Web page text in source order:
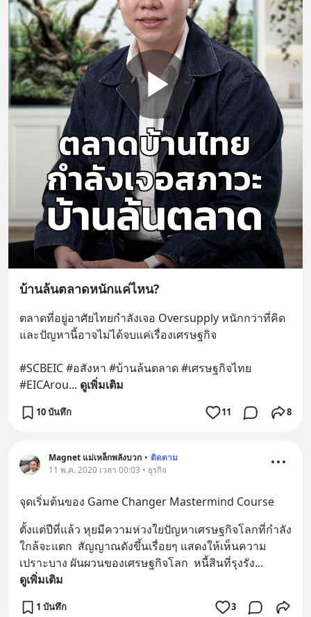
บ้านล้นตลาดหนักแค่ไหน?
ตลาดที่อยู่อาศัยไทยกำลังเจอ Oversupply หนักกว่าที่คิด
และปัญหานี้อาจไม่ได้จบแค่เรื่องเศรษฐกิจ
#SCBEIC #อสังหา #บ้านล้นตลาด #เศรษฐกิจไทย
#EICArou... ดูเพิ่มเติม
10 บันทึก 11 8
Magnet แม่เหล็กพลังบวก • ติดตาม
11 พ.ค. 2020 เวลา 00:03 • ธุรกิจ
จุดเริ่มต้นของ Game Changer Mastermind Course
ตั้งแต่ปีที่แล้ว หุยมีความห่วงใยปัญหาเศรษฐกิจโลกที่กำลัง
ใกล้จะแตก  สัญญาณดังขึ้นเรื่อยๆ แสดงให้เห็นความ
เปราะบาง ผันผวนของเศรษฐกิจโลก  หนี้สินที่รุงรัง...
ดูเพิ่มเติม
1 บันทึก 3